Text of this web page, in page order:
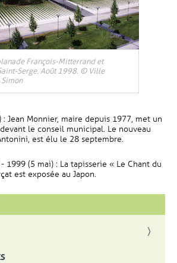
François-Mitterrand et
Serge. Août 1998. © Ville
Jean Monnier, maire depuis 1977, met un
le conseil municipal. Le nouveau
est élu le 28 septembre.
1999 (5 mai) : La tapisserie « Le Chant du
est exposée au Japon.